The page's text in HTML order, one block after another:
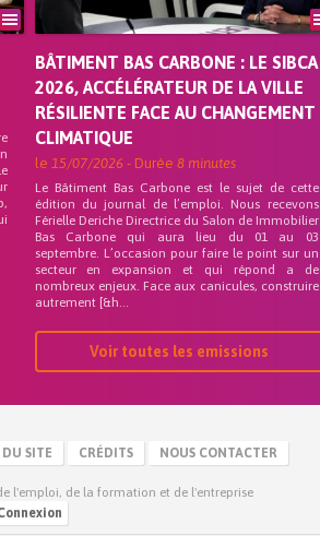
BÂTIMENT BAS CARBONE : LE SIBCA
2026, ACCÉLÉRATEUR DE LA VILLE
RÉSILIENTE FACE AU CHANGEMENT
CLIMATIQUE
le 15/07/2026 - Durée 8 minutes
Le Bâtiment Bas Carbone est le sujet de cette
édition du journal de l’emploi. Nous recevons
Férielle Deriche Directrice du Salon de Immobilier
Bas Carbone qui aura lieu du 01 au 03
septembre. L’occasion pour faire le point sur un
secteur en expansion et qui répond a de
nombreux enjeux. Face aux canicules, construire
autrement [&h...
Voir toutes les emissions
SITE CRÉDITS NOUS CONTACTER
l'emploi, de la formation et de l'entreprise